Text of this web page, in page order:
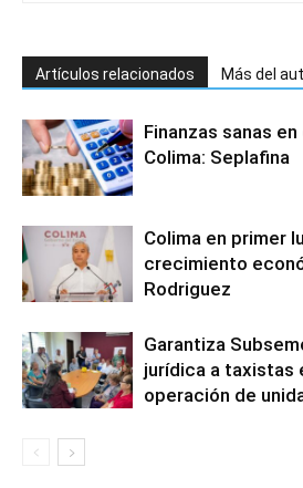
Artículos relacionados Más del
Finanzas sanas
Colima: Seplafina
Colima en primer
crecimiento
Rodriguez
Garantiza
jurídica a taxistas
operación de